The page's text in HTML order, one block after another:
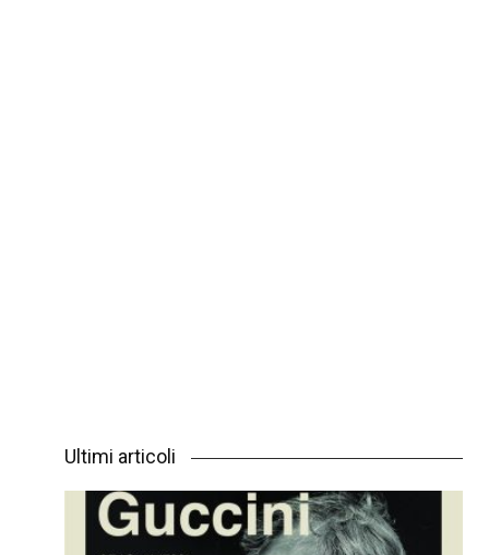
Ultimi articoli